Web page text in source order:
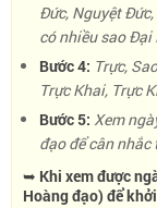
Đức, Nguyệt
có nhiều sao Đại
Bước 4: Trực,
Trực Khai, Trực
Bước 5: Xem
đạo để cân nhắc
➥ Khi xem được
Hoàng đạo) để